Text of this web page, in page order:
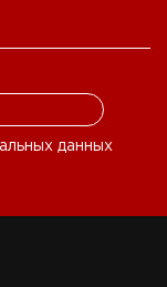
данных